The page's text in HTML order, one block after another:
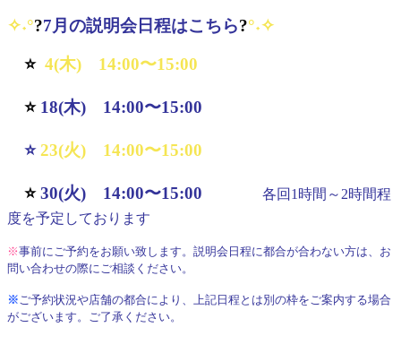
✧˖°?7月の説明会日程はこちら?°˖✧
⭐4(木) 14:00〜15:00
⭐ 18(木) 14:00〜15:00
⭐23(火) 14:00〜15:00
⭐30(火) 14:00〜15:00
各回1時間～2時間程
度を予定しております
※事前にご予約をお願い致します。説明会日程に都合が合わない方は、お
問い合わせの際にご相談ください。
※ ご予約状況や店舗の都合により、上記日程とは別の枠をご案内する場合
がございます。ご了承ください。